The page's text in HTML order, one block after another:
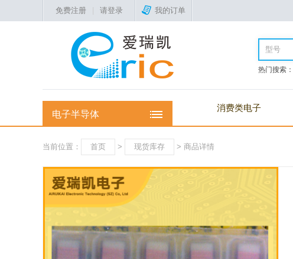
免费注册 请登录 我的订单
热门搜索：
消费类电子
电子半导体
当前位置： 首页 > 现货库存 > 商品详情